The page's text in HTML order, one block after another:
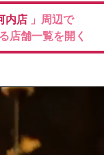
内店 」周辺で
店舗一覧を開く